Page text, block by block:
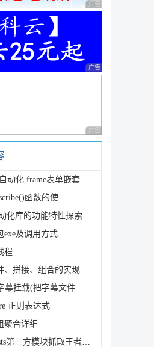
广告 商业广告，理性
广告 商业广告，理性
广告 商业广告，理性
python3 selenium自动化 frame表单嵌套的切换方法
函数的使
化库的功能特性探索
exe及调用方式
程
python中矩阵合并、拼接、组合的实现示例
利用Python实现字幕挂载(把字幕文件与视频合并)思路详解
正则表达式
聚合详细
用python的requests第三方模块抓取王者荣耀所有英雄的皮肤实例